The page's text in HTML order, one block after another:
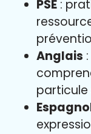
PSE :
Anglais
particule